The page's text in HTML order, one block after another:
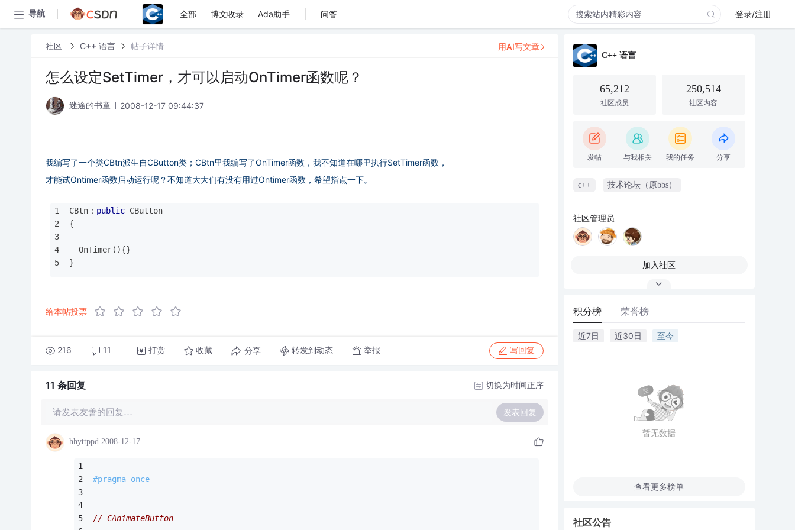
导航 全部 博文收录 Ada助手 问答 登录/注册
社区 C++ 语言 帖子详情
怎么设定SetTimer，才可以启动OnTimer函数呢？
迷途的书童 2008-12-17 09:44:37
我编写了一个类CBtn派生自CButton类；CBtn里我编写了OnTimer函数，我不知道在哪里执行SetTimer函数，
才能试Ontimer函数启动运行呢？不知道大大们有没有用过Ontimer函数，希望指点一下。
CBtn： public CButton
{
  OnTimer(){}
}
给本帖投票
216 11 打赏 收藏 分享 转发到动态 举报 写回复
用AI写文章
11 条回复 切换为时间正序
请发表友善的回复… 发表回复
hhyttppd 2008-12-17
#pragma once
// CAnimateButton
C++ 语言
65,212
社区成员
250,514
社区内容
发帖 与我相关 我的任务 分享
c++ 技术论坛（原bbs）
社区管理员
加入社区
积分榜 荣誉榜
近7日 近30日 至今
暂无数据
查看更多榜单
社区公告